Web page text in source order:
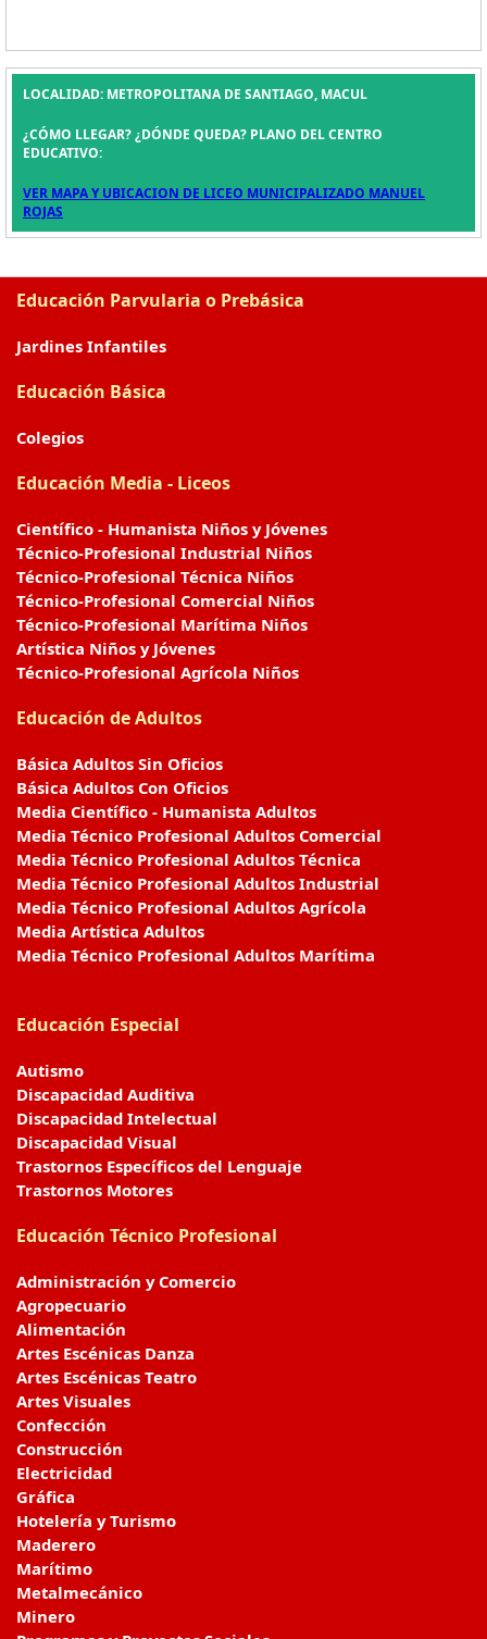
LOCALIDAD: METROPOLITANA DE SANTIAGO, MACUL
¿CÓMO LLEGAR? ¿DÓNDE QUEDA? PLANO DEL CENTRO
EDUCATIVO:
VER MAPA Y UBICACION DE LICEO MUNICIPALIZADO MANUEL
ROJAS
Educación Parvularia o Prebásica
Jardines Infantiles
Educación Básica
Colegios
Educación Media - Liceos
Científico - Humanista Niños y Jóvenes
Técnico-Profesional Industrial Niños
Técnico-Profesional Técnica Niños
Técnico-Profesional Comercial Niños
Técnico-Profesional Marítima Niños
Artística Niños y Jóvenes
Técnico-Profesional Agrícola Niños
Educación de Adultos
Básica Adultos Sin Oficios
Básica Adultos Con Oficios
Media Científico - Humanista Adultos
Media Técnico Profesional Adultos Comercial
Media Técnico Profesional Adultos Técnica
Media Técnico Profesional Adultos Industrial
Media Técnico Profesional Adultos Agrícola
Media Artística Adultos
Media Técnico Profesional Adultos Marítima
Educación Especial
Autismo
Discapacidad Auditiva
Discapacidad Intelectual
Discapacidad Visual
Trastornos Específicos del Lenguaje
Trastornos Motores
Educación Técnico Profesional
Administración y Comercio
Agropecuario
Alimentación
Artes Escénicas Danza
Artes Escénicas Teatro
Artes Visuales
Confección
Construcción
Electricidad
Gráfica
Hotelería y Turismo
Maderero
Marítimo
Metalmecánico
Minero